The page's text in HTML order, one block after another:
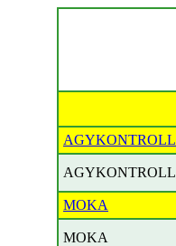
AGYKONTROLL
AGYKONTROLL
MOKA
MOKA